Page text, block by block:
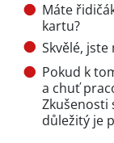
Máte
kartu?
Skvělé,
Pokud k
a chuť
Zkušenosti
důležitý je